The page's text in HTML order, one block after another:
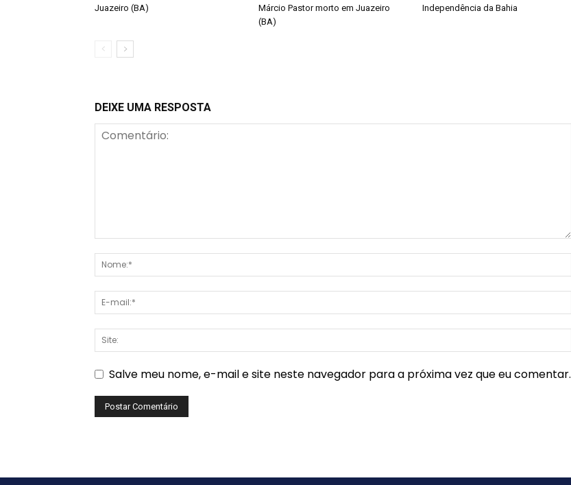
Juazeiro (BA)
Márcio Pastor morto em Juazeiro
(BA)
Independência da Bahia
DEIXE UMA RESPOSTA
Salve meu nome, e-mail e site neste navegador para a próxima vez que eu comentar.